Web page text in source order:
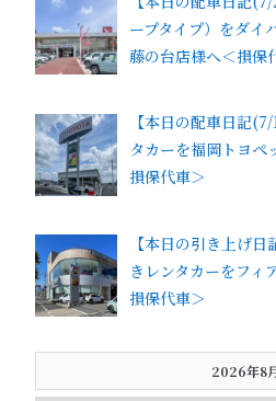
ープタイプ）をダイ
藤の台店様へ＜損保
【本日の配車日記
タカーを福岡トヨペ
損保代車＞
【本日の引き上げ
きレンタカーをフィ
損保代車＞
2026年8